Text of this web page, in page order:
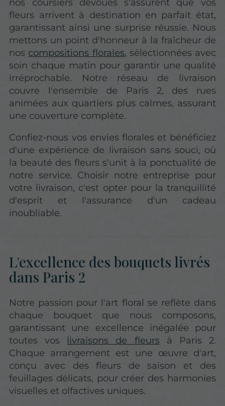
fleurs arrivent à destination en parfait état,
garantissant ainsi une surprise réussie. Nous
mettons un point d'honneur à la fraîcheur de
nos compositions florales, sélectionnées avec
soin chaque matin pour garantir une qualité
irréprochable. Notre réseau de livraison
couvre l'ensemble de Paris 2, des rues
animées aux quartiers plus calmes, assurant
une couverture complète.
Confiez-nous vos envies florales et bénéficiez
d'une expérience de livraison sans souci, où
la beauté des fleurs s'unit à la ponctualité de
notre service. Choisir notre entreprise pour
votre livraison, c'est opter pour la tranquillité
d'esprit et l'assurance d'un cadeau
inoubliable.
L'excellence des bouquets livrés
dans Paris 2
Notre passion pour l'art floral se reflète dans
chaque bouquet que nous composons,
garantissant une excellence inégalée pour
toutes vos livraisons de fleursà Paris 2.
Chaque arrangement est une œuvre d'art,
conçu avec des fleurs de saison et des
feuillages délicats, pour créer des harmonies
visuelles et olfactives uniques.